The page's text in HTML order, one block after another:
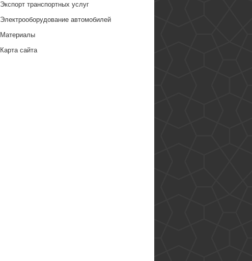
Экспорт транспортных услуг
Электрооборудование автомобилей
Материалы
Карта сайта